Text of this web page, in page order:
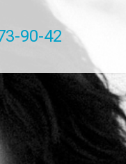
90-42